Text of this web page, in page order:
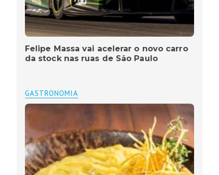
Felipe Massa vai acelerar o novo carro
da stock nas ruas de São Paulo
GASTRONOMIA